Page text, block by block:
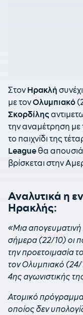
ΣτονΗρακλή
με τονΟλυμπιακό
Σκορδίλης
την αναμέτρηση
το παιχνίδι της
League θα
βρίσκεται στην
Αναλυτικά η
Ηρακλής:
«Μια
σήμερα (22/10) οι
την προετοιμασία
τον Ολυμπιακό (24/
4ης αγωνιστικής
Ατομικό
οποίος δεν